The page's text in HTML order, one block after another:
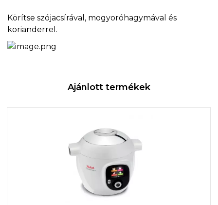
Körítse szójacsírával, mogyoróhagymával és
korianderrel.
Ajánlott termékek